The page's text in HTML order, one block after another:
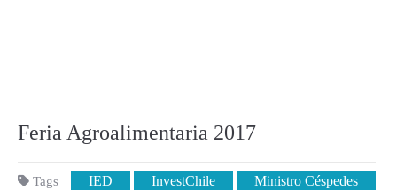
Feria Agroalimentaria 2017
Tags IED InvestChile Ministro Céspedes